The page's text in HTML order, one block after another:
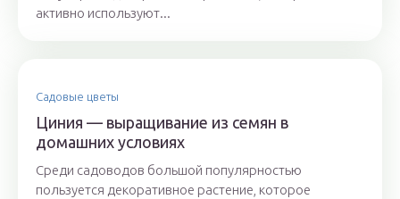
активно используют...
Садовые цветы
Циния — выращивание из семян в
домашних условиях
Среди садоводов большой популярностью
пользуется декоративное растение, которое